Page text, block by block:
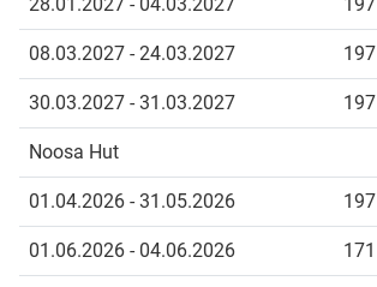
08.03.2027 - 24.03.2027 197
30.03.2027 - 31.03.2027 197
Noosa Hut
01.04.2026 - 31.05.2026 197
01.06.2026 - 04.06.2026 171